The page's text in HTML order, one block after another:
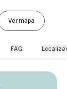
Ver mapa
FAQ